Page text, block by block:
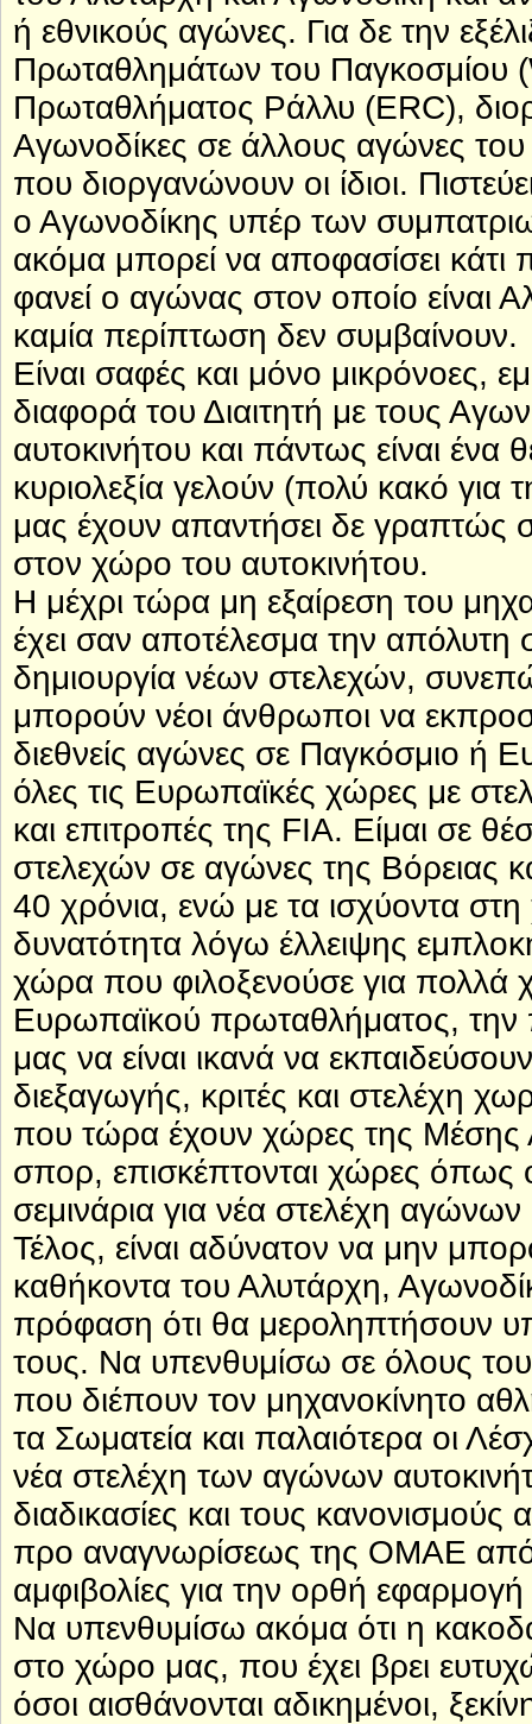
ή εθνικούς αγώνες. Για δε την
Πρωταθλημάτων του Παγκοσμίου
Πρωταθλήματος Ράλλυ (ERC),
Αγωνοδίκες σε άλλους αγώνες
που διοργανώνουν οι ίδιοι.
ο Αγωνοδίκης υπέρ των
ακόμα μπορεί να αποφασίσει
φανεί ο αγώνας στον οποίο είναι
καμία περίπτωση δεν συμβαίνουν.
Είναι σαφές και μόνο μικρόνοες,
διαφορά του Διαιτητή με τους
αυτοκινήτου και πάντως είναι
κυριολεξία γελούν (πολύ κακό
μας έχουν απαντήσει δε γραπτώς
στον χώρο του αυτοκινήτου.
Η μέχρι τώρα μη εξαίρεση του
έχει σαν αποτέλεσμα την απόλυτη
δημιουργία νέων στελεχών,
μπορούν νέοι άνθρωποι να
διεθνείς αγώνες σε Παγκόσμιο ή
όλες τις Ευρωπαϊκές χώρες με
και επιτροπές της FIA. Είμαι σε
στελεχών σε αγώνες της Βόρειας
40 χρόνια, ενώ με τα ισχύοντα
δυνατότητα λόγω έλλειψης
χώρα που φιλοξενούσε για πολλά
Ευρωπαϊκού πρωταθλήματος, την
μας να είναι ικανά να
διεξαγωγής, κριτές και στελέχη
που τώρα έχουν χώρες της Μέσης
σπορ, επισκέπτονται χώρες
σεμινάρια για νέα στελέχη
Τέλος, είναι αδύνατον να μην
καθήκοντα του Αλυτάρχη,
πρόφαση ότι θα μεροληπτήσουν
τους. Να υπενθυμίσω σε όλους
που διέπουν τον μηχανοκίνητο
τα Σωματεία και παλαιότερα οι
νέα στελέχη των αγώνων
διαδικασίες και τους κανονισμούς
προ αναγνωρίσεως της ΟΜΑΕ από
αμφιβολίες για την ορθή
Να υπενθυμίσω ακόμα ότι η
στο χώρο μας, που έχει βρει
όσοι αισθάνονται αδικημένοι,